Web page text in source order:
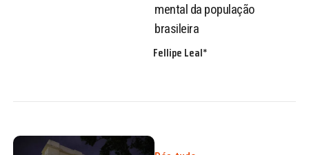
mental da população
brasileira
Fellipe Leal*